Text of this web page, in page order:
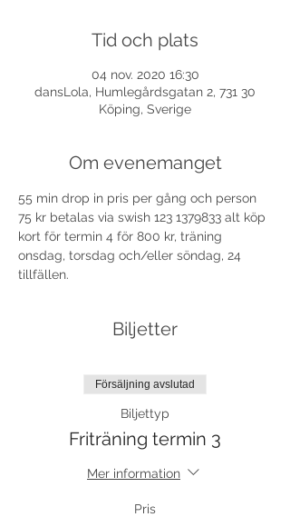
Tid och plats
04 nov. 2020 16:30
dansLola, Humlegårdsgatan 2, 731 30
Köping, Sverige
Om evenemanget
55 min drop in pris per gång och person
75 kr betalas via swish 123 1379833 alt köp
kort för termin 4 för 800 kr, träning
onsdag, torsdag och/eller söndag, 24
tillfällen.
Biljetter
Försäljning avslutad
Biljettyp
Friträning termin 3
Mer information
Pris